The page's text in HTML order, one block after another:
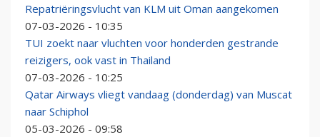
Repatriëringsvlucht van KLM uit Oman aangekomen
07-03-2026 - 10:35
TUI zoekt naar vluchten voor honderden gestrande
reizigers, ook vast in Thailand
07-03-2026 - 10:25
Qatar Airways vliegt vandaag (donderdag) van Muscat
naar Schiphol
05-03-2026 - 09:58